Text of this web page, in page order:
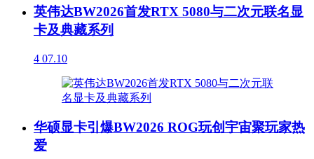
英伟达BW2026首发RTX 5080与二次元联名显
卡及典藏系列
4 07.10
华硕显卡引爆BW2026 ROG玩创宇宙聚玩家热
爱